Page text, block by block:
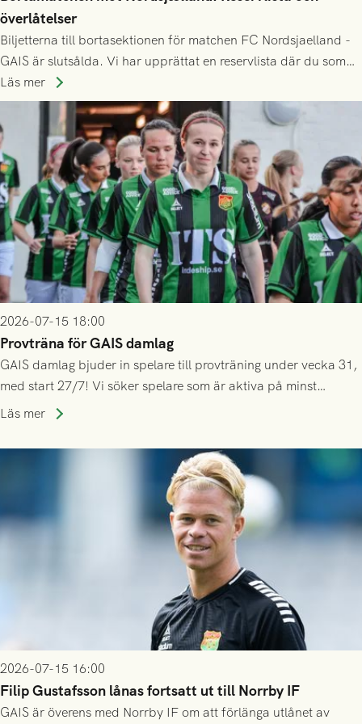
överlåtelser
Biljetterna till bortasektionen för matchen FC Nordsjaelland -
GAIS är slutsålda. Vi har upprättat en reservlista där du som
ännu inte har någon biljett kan anmäla ditt intresse. Du kan
inte själv överlåta din biljett till någon annan.
Läs mer
2026-07-15 18:00
Provträna för GAIS damlag
GAIS damlag bjuder in spelare till provträning under vecka 31,
med start 27/7! Vi söker spelare som är aktiva på minst
division 3-nivå.
Läs mer
2026-07-15 16:00
Filip Gustafsson lånas fortsatt ut till Norrby IF
GAIS är överens med Norrby IF om att förlänga utlånet av